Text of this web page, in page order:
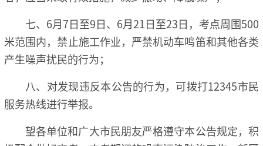
七、6月7日至9日、6月21日至23日，考点周围500
米范围内，禁止施工作业，严禁机动车鸣笛和其他各类
产生噪声扰民的行为；
八、对发现违反本公告的行为，可拨打12345市民
服务热线进行举报。
望各单位和广大市民朋友严格遵守本公告规定，积